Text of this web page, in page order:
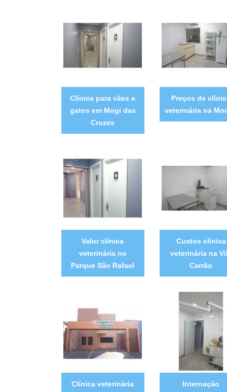
Clínica para cães e
gatos em Mogi das
Cruzes
Preços de
veterinária na
Valor clínica
veterinária no
Parque São Rafael
Custos clínica
veterinária na
Carrão
Clínica veterinária
Internação